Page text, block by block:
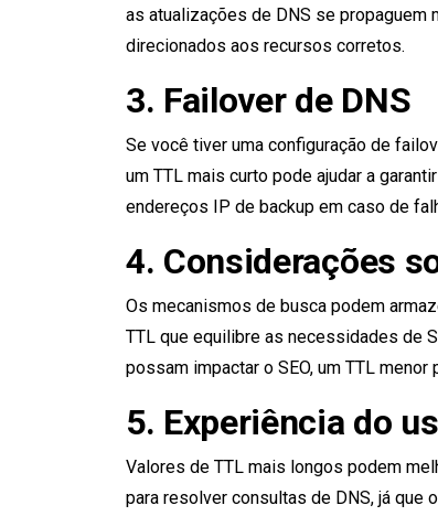
as atualizações de DNS se propaguem
direcionados aos recursos corretos.
3. Failover de DNS
Se você tiver uma configuração de
um TTL mais curto pode ajudar a
endereços IP de backup em caso de
4. Considerações
Os mecanismos de busca podem
TTL que equilibre as necessidades de
possam impactar o SEO, um TTL menor
5. Experiência do
Valores de TTL mais longos podem
para resolver consultas de DNS, já